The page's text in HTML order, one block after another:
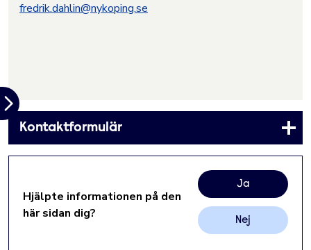
fredrik.dahlin@nykoping.se
Kontaktformulär
Hjälpte informationen på den
här sidan dig?
Ja
Nej